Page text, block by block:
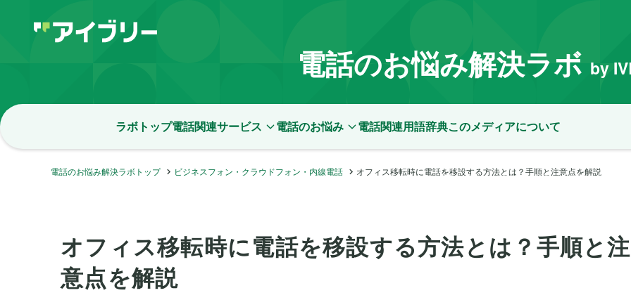
電話のお悩み解決ラボ by
ラボトップ電話関連サービス 電話のお悩み 電話関連用語辞典このメディアについて
電話のお悩み解決ラボトップ ビジネスフォン・クラウドフォン・内線電話 オフィス移転時に電話を移設する方法とは？手順と注意点を解説
オフィス移転時に電話を移設する方法とは？手順と注
意点を解説